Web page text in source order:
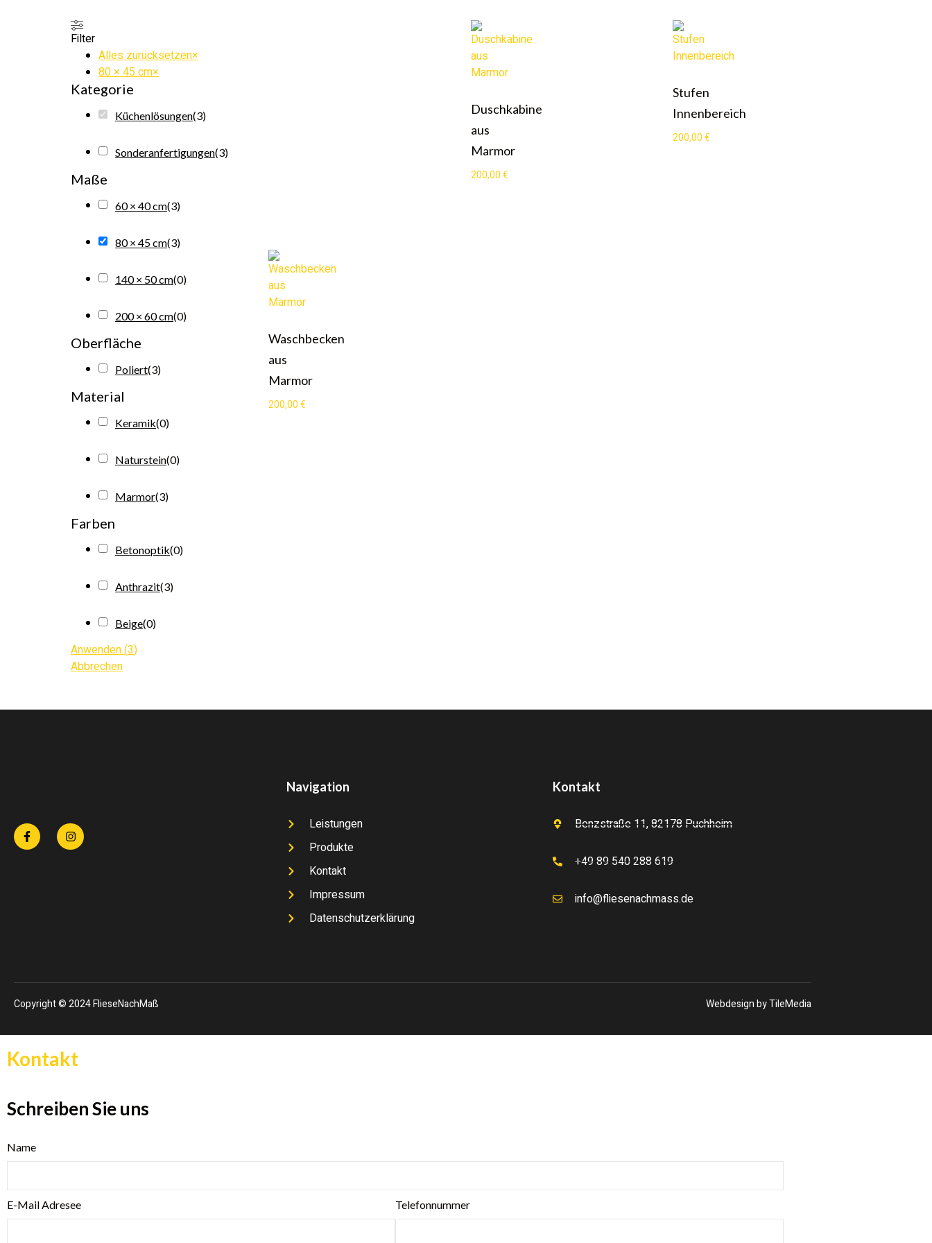
Filter
Alles zurücksetzen×
80 × 45 cm×
Kategorie
Küchenlösungen(3)
Sonderanfertigungen(3)
Maße
60 × 40 cm(3)
80 × 45 cm(3)
140 × 50 cm(0)
200 × 60 cm(0)
Oberfläche
Poliert(3)
Material
Keramik(0)
Naturstein(0)
Marmor(3)
Farben
Betonoptik(0)
Anthrazit(3)
Beige(0)
Anwenden(3)
Abbrechen
Duschkabine
aus
Marmor
200,00 €
Stufen
Innenbereich
200,00€
Waschbecken
aus
Marmor
200,00 €
Navigation
Leistungen
Produkte
Kontakt
Impressum
Datenschutzerklärung
Kontakt
Benzstraße 11, 82178 Puchheim
+49 89 540 288 619
info@fliesenachmass.de
Copyright © 2024 FlieseNachMaß Webdesign by TileMedia
Kontakt
Schreiben Sie uns
Name
E-Mail Adresee Telefonnummer